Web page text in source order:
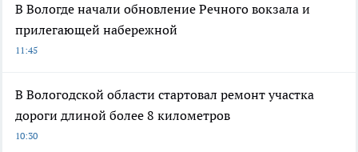
В Вологде начали обновление Речного вокзала и
прилегающей набережной
11:45
В Вологодской области стартовал ремонт участка
дороги длиной более 8 километров
10:30